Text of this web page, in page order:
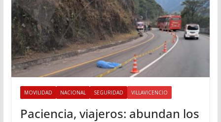
MOVILIDAD NACIONAL SEGURIDAD VILLAVICENCIO
Paciencia, viajeros: abundan los